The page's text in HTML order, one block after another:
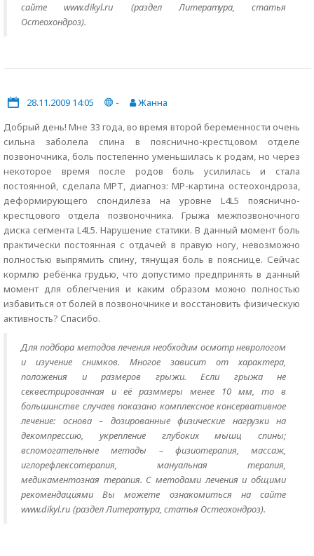
сайте www.dikyl.ru (раздел Литература, статья
Остеохондроз).
28.11.2009 14:05 -
Жанна
Добрый день! Мне 33 года, во время второй беременности очень
сильна заболела спина в пояснично-крестцовом отделе
позвоночника, боль постепенно уменьшилась к родам, но через
некоторое время после родов боль усилилась и стала
постоянной, сделала МРТ, диагноз: МР-картина остеохондроза,
деформирующего спондилёза на уровне L4L5 пояснично-
крестцового отдела позвоночника. Грыжа межпозвоночного
диска сегмента L4L5. Нарушение статики. В данный момент боль
практически постоянная с отдачей в правую ногу, невозможно
полностью выпрямить спину, тянущая боль в пояснице. Сейчас
кормлю ребёнка грудью, что допустимо предпринять в данный
момент для облегчения и каким образом можно полностью
избавиться от болей в позвоночнике и восстановить физическую
активность? Спасибо.
Для подбора методов лечения необходим осмотр неврологом
и изучение снимков. Многое зависит от характера,
положения и размеров грыжи. Если грыжа не
секвестрированная и её разммеры менее 10 мм, то в
большинстве случаев показано комплексное консервативное
лечение: основа – дозированные физические нагрузки на
декомпрессию, укрепление глубоких мышц спины;
вспомогательные методы – физиотерапия, массаж,
иглорефлексотерапия, мануальная терапия,
медикаментозная терапия. С методами лечения и общими
рекомендациями Вы можете ознакомиться на сайте
www.dikyl.ru (раздел Литература, статья Остеохондроз).